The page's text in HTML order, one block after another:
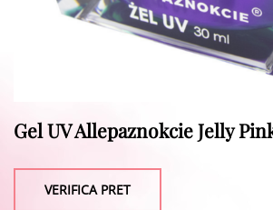
Gel UV Allepaznokcie Jelly
VERIFICA PRET